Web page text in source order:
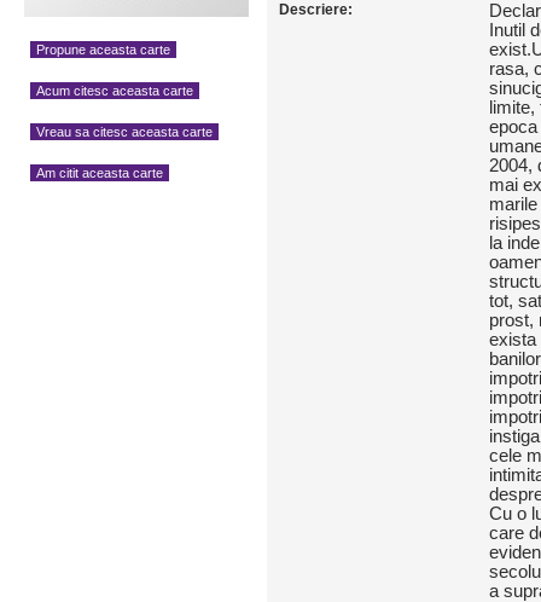
Propune aceasta carte
Acum citesc aceasta carte
Vreau sa citesc aceasta carte
Am citit aceasta carte
Descriere:
Inutil
rasa,
epoca
2004,
mai
la
tot,
prost,
exista
cele
Cu o
care
a